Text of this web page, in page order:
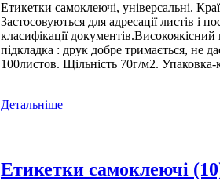
Етикетки самоклеючі, універсальні.
Застосовуються для адресації листів і
класифікації
підкладка : друк добре тримається, не
100листов. Щільність 70г/м2. Упаковка-
Детальніше
Етикетки самоклеючі